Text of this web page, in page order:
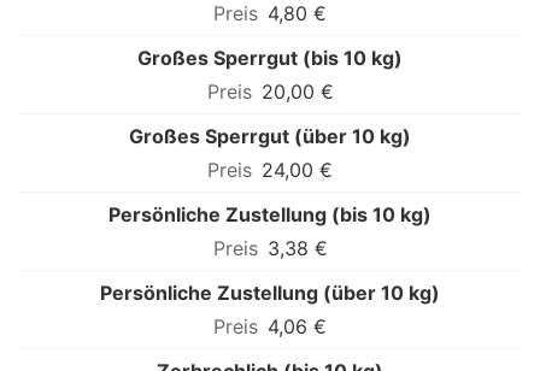
4,80 €
Großes Sperrgut (bis 10 kg)
20,00 €
Großes Sperrgut (über 10 kg)
24,00 €
Persönliche Zustellung (bis 10 kg)
3,38 €
Persönliche Zustellung (über 10 kg)
4,06 €